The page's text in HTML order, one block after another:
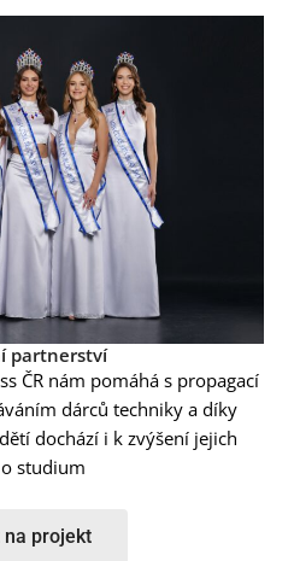
partnerství
ČR nám pomáhá s propagací
dárců techniky a díky
dochází i k zvýšení jejich
studium
na projekt